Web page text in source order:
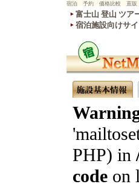
宿泊 予約 価格比較 直販
富士山 登山 ツア
宿泊施設向けサ
PHP) in
code on